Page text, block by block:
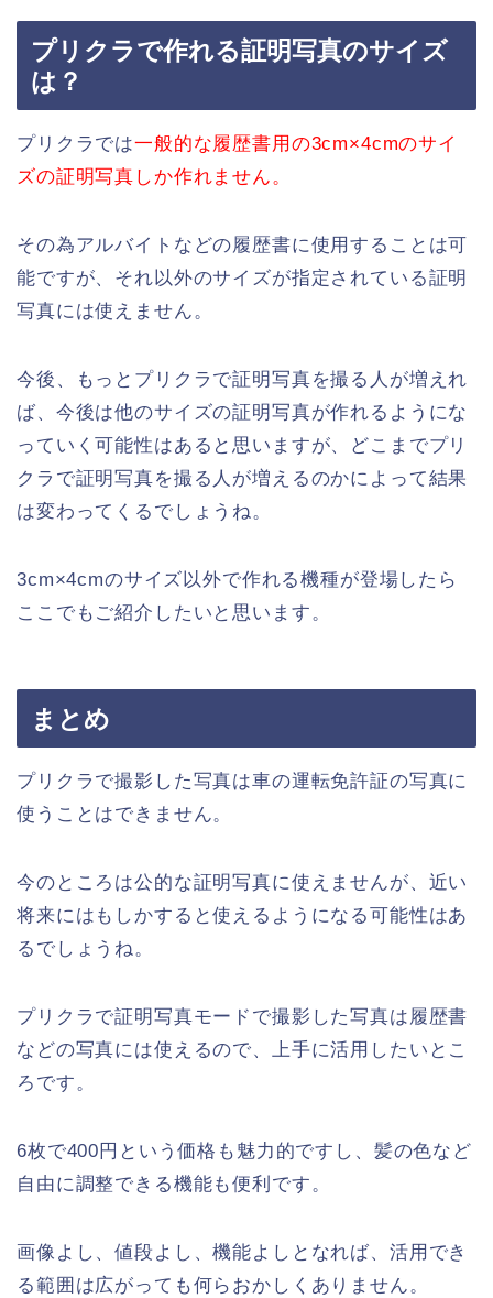
プリクラで作れる証明写真のサイズ
は？
プリクラでは一般的な履歴書用の3cm×4cmのサイ
ズの証明写真しか作れません。
その為アルバイトなどの履歴書に使用することは可
能ですが、それ以外のサイズが指定されている証明
写真には使えません。
今後、もっとプリクラで証明写真を撮る人が増えれ
ば、今後は他のサイズの証明写真が作れるようにな
っていく可能性はあると思いますが、どこまでプリ
クラで証明写真を撮る人が増えるのかによって結果
は変わってくるでしょうね。
3cm×4cmのサイズ以外で作れる機種が登場したら
ここでもご紹介したいと思います。
まとめ
プリクラで撮影した写真は車の運転免許証の写真に
使うことはできません。
今のところは公的な証明写真に使えませんが、近い
将来にはもしかすると使えるようになる可能性はあ
るでしょうね。
プリクラで証明写真モードで撮影した写真は履歴書
などの写真には使えるので、上手に活用したいとこ
ろです。
6枚で400円という価格も魅力的ですし、髪の色など
自由に調整できる機能も便利です。
画像よし、値段よし、機能よしとなれば、活用でき
る範囲は広がっても何らおかしくありません。